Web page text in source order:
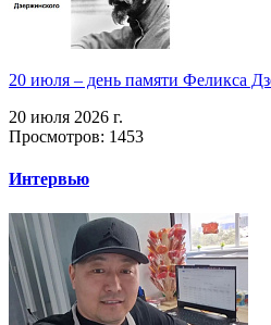
20 июля – день памяти Феликса
20 июля 2026 г.
Просмотров: 1453
Интервью